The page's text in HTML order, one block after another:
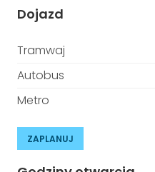
Dojazd
Tramwaj
Autobus
Metro
ZAPLANUJ